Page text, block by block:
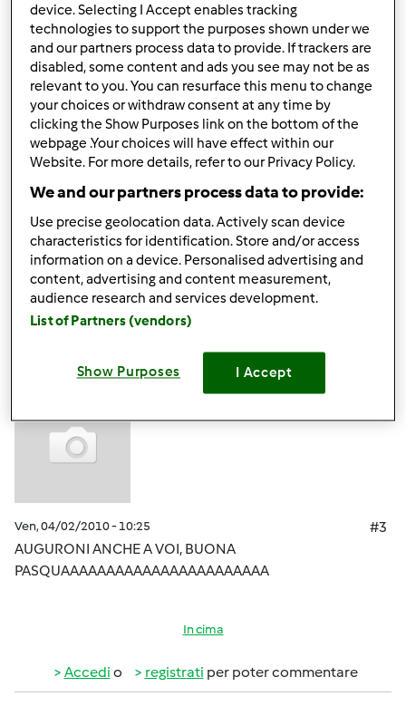
Accedio registratiper poter commentare
Anonimo (non verificato)
Altrettanto a voi tutti
In cima
Accedio registrati
Anonimo (non verificato)
Ven, 04/02/2010 - 10:25
#3
AUGURONI ANCHE A VOI, BUONA
PASQUAAAAAAAAAAAAAAAAAAAAAAA
In cima
Accedi o registrati per poter commentare
device. Selecting I Accept enables tracking
technologies to support the purposes shown under we
and our partners process data to provide. If trackers are
disabled, some content and ads you see may not be as
relevant to you. You can resurface this menu to change
your choices or withdraw consent at any time by
clicking the Show Purposes link on the bottom of the
webpage .Your choices will have effect within our
Website. For more details, refer to our Privacy Policy.
We and our partners process data to provide:
Use precise geolocation data. Actively scan device
characteristics for identification. Store and/or access
information on a device. Personalised advertising and
content, advertising and content measurement,
audience research and services development.
List of Partners (vendors)
Show Purposes I Accept